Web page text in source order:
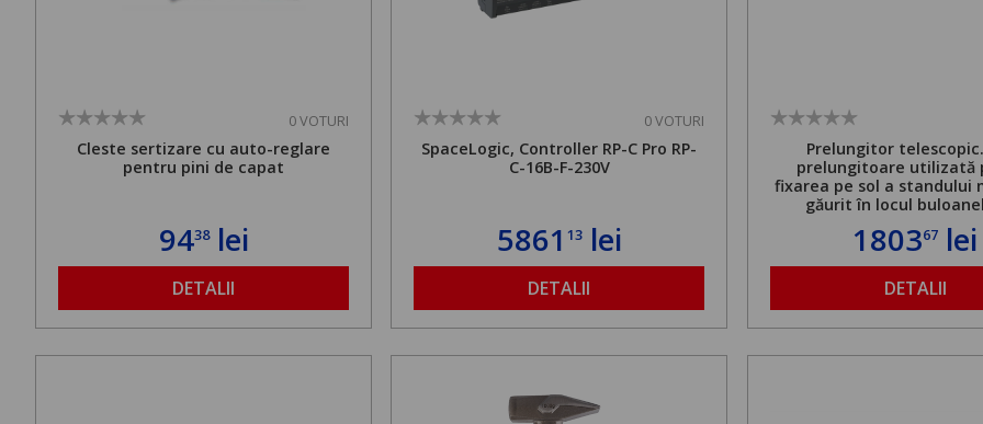
0 VOTURI
Cleste sertizare cu auto-reglare
pentru pini de capat
9438lei
DETALII
0 VOTURI
SpaceLogic, Controller RP-C Pro RP-
C-16B-F-230V
5861 13lei
DETALII
Prelungitor
prelungitoare utilizată
fixarea pe sol a standului
găurit în locul
de 500 kg și înălțime
180367 lei
DETALII